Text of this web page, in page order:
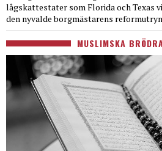
lågskattestater som Florida och Texas
den nyvalde borgmästarens
MUSLIMSKA